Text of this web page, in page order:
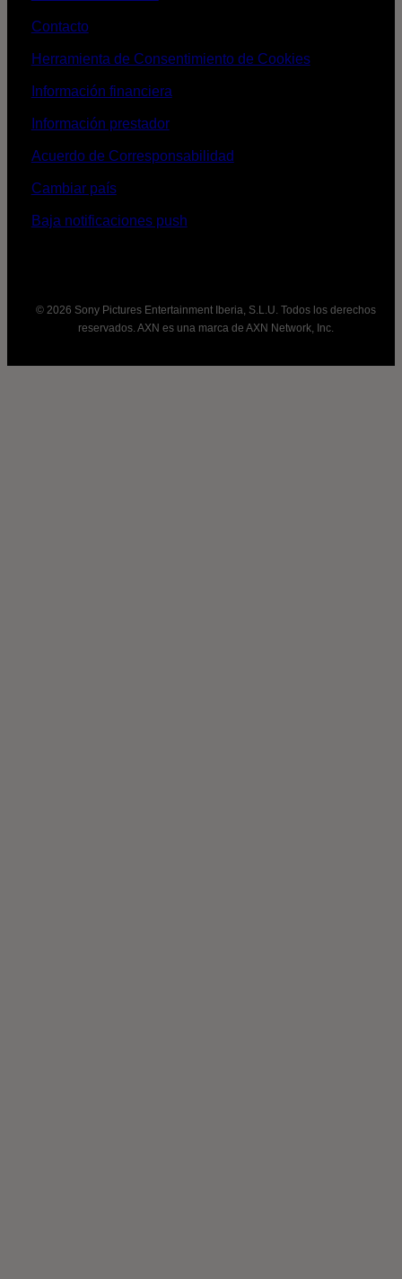
Contacto
Herramienta de Consentimiento de Cookies
Información financiera
Información prestador
Acuerdo de Corresponsabilidad
Cambiar país
Baja notificaciones push
© 2026 Sony Pictures Entertainment Iberia, S.L.U. Todos los derechos
reservados. AXN es una marca de AXN Network, Inc.